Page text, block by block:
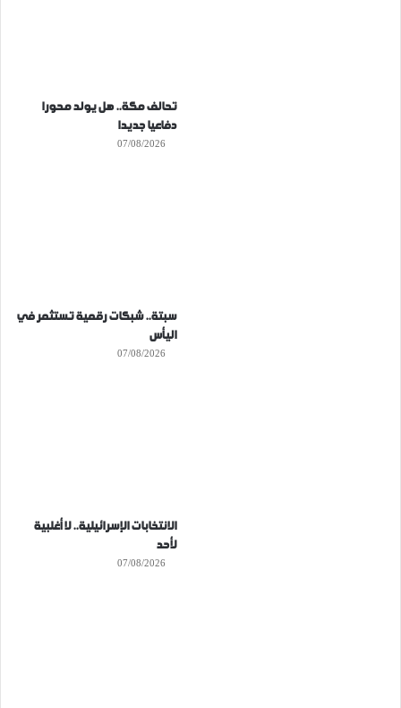
تحالف مكة.. هل يولد محورا
دفاعيا جديدا
07/08/2026
سبتة.. شبكات رقمية تستثمر في
اليأس
07/08/2026
الانتخابات الإسرائيلية.. لا أغلبية
لأحد
07/08/2026